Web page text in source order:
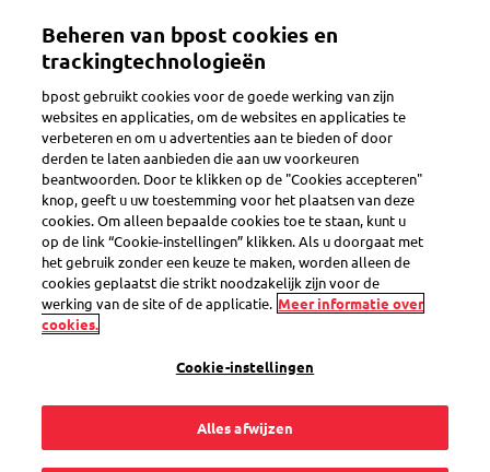
inhoud
Toggle navigation
Search
MyStamp
20vragen
Hoe maak en bestel ik gepersonaliseerde postzegels?
Beheren van bpost cookies en
trackingtechnologieën
bpost gebruikt cookies voor de goede werking van zijn
websites en applicaties, om de websites en applicaties te
verbeteren en om u advertenties aan te bieden of door
derden te laten aanbieden die aan uw voorkeuren
beantwoorden. Door te klikken op de "Cookies accepteren"
knop, geeft u uw toestemming voor het plaatsen van deze
cookies. Om alleen bepaalde cookies toe te staan, kunt u
op de link “Cookie-instellingen” klikken. Als u doorgaat met
het gebruik zonder een keuze te maken, worden alleen de
cookies geplaatst die strikt noodzakelijk zijn voor de
werking van de site of de applicatie. Meer informatie over
cookies.
Cookie-instellingen
Alles afwijzen